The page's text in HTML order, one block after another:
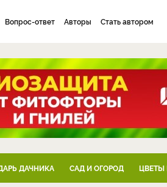
Вопрос-ответ Авторы Стать автором
ДАЧНИКА САД И ОГОРОД ЦВЕТЫ